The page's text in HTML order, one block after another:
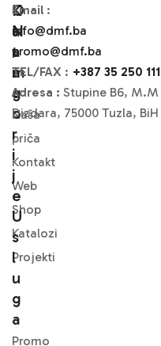
O
N
A
M
A
Naša
priča
Kontakt
Web
Shop
Katalozi
Projekti
K
A
T
A
G
O
R
I
J
E
U
S
L
U
G
A
Promo
Email :
info@dmf.ba
promo@dmf.ba
TEL/FAX : +387 35 250 111
Adresa : Stupine B6, M.M
Dizdara, 75000 Tuzla, BiH